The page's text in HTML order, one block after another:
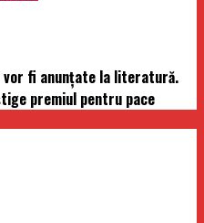
vor fi anunţate la literatură.
premiul pentru pace